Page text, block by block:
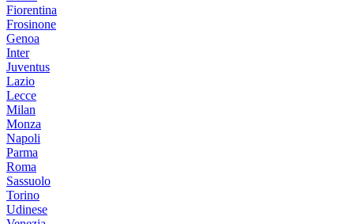
Fiorentina
Frosinone
Genoa
Inter
Juventus
Lazio
Lecce
Milan
Monza
Napoli
Parma
Roma
Sassuolo
Torino
Udinese